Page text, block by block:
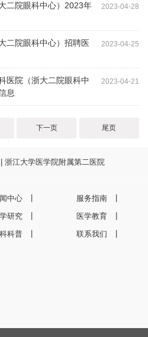
二院眼科中心）2023年
2023-04-28
二院眼科中心）招聘医
2023-04-25
医院（浙大二院眼科中
息
2023-04-21
下一页 尾页
浙江大学医学院附属第二医院
中心 服务指南
研究 医学教育
科普 联系我们